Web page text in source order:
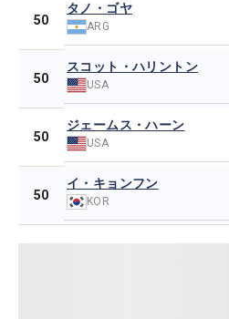
50
タノ・ゴヤ
ARG
50
スコット・ハリントン
USA
50
ジェームス・ハーン
USA
50
イ・キョンフン
KOR